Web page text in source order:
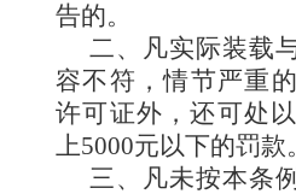
告的。
二、凡实际装载
容不符，情节严重
许可证外，还可处
上5000元以下的罚款。
三、凡未按本条